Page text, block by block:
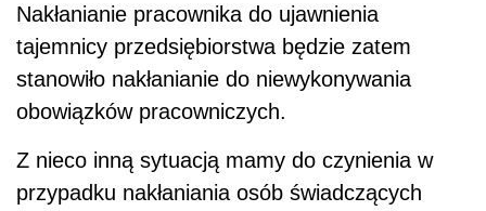
Nakłanianie pracownika do ujawnienia
tajemnicy przedsiębiorstwa będzie zatem
stanowiło nakłanianie do niewykonywania
obowiązków pracowniczych.
Z nieco inną sytuacją mamy do czynienia w
przypadku nakłaniania osób świadczących